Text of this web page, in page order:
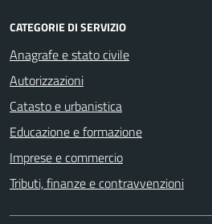
CATEGORIE DI SERVIZIO
Anagrafe e stato civile
Autorizzazioni
Catasto e urbanistica
Educazione e formazione
Imprese e commercio
Tributi, finanze e contravvenzioni